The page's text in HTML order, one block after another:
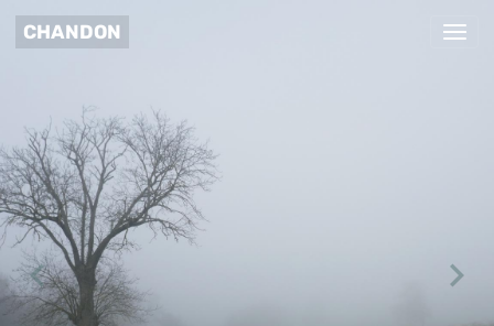
CHANDON